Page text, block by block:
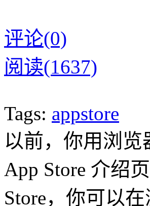
评论(0)
阅读(1637)
Tags: appstore
以前，你用浏览
App Store 介绍
Store，你可以